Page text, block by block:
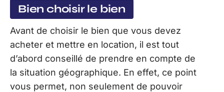
Bien choisir le bien
Avant de choisir le bien que vous devez
acheter et mettre en location, il est tout
d’abord conseillé de prendre en compte de
la situation géographique. En effet, ce point
vous permet, non seulement de pouvoir